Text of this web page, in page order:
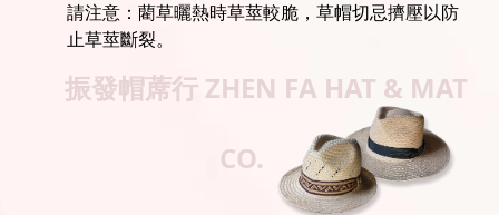
請注意：藺草曬熱時草莖較脆，草帽切忌擠壓以防
止草莖斷裂。
振發帽蓆行 ZHEN FA HAT & MAT
CO.